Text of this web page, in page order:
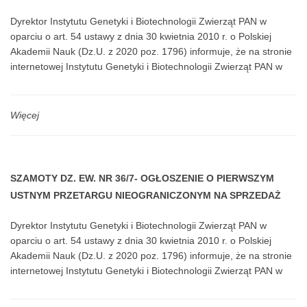
Pruszkowski, województwo mazowieckie. Działka stanowi
własność Skarbu Państwa – Starosty Pruszkowskiego a
użytkownikiem wieczystym jest Instytutu Genetyki i Biotechnologii
Zwierząt Polskiej Akademii Nauk (dawniej Instytut Genetyki i
36/6
Dyrektor Instytutu Genetyki i Biotechnologii Zwierząt PAN w
oparciu o art. 54 ustawy z dnia 30 kwietnia 2010 r. o Polskiej
Akademii Nauk (Dz.U. z 2020 poz. 1796) informuje, że na stronie
internetowej Instytutu Genetyki i Biotechnologii Zwierząt PAN w
siedzibie Instytutu Jastrzębiec, ul. Postępu 36A, 05-552
gruntów jako działka o numerze ewidencyjnym: 36/6 o pow.
Pruszkowski, województwo mazowieckie. Działka stanowi
własność Skarbu Państwa – Starosty Pruszkowskiego a
użytkownikiem wieczystym jest Instytutu Genetyki i Biotechnologii
Zwierząt Polskiej Akademii Nauk (dawniej Instytut Genetyki i
Więcej
SZAMOTY DZ. EW. NR 36/7- OGŁOSZENIE O PIERWSZYM
USTNYM PRZETARGU NIEOGRANICZONYM NA SPRZEDAŻ
36/7
Dyrektor Instytutu Genetyki i Biotechnologii Zwierząt PAN w
oparciu o art. 54 ustawy z dnia 30 kwietnia 2010 r. o Polskiej
Akademii Nauk (Dz.U. z 2020 poz. 1796) informuje, że na stronie
internetowej Instytutu Genetyki i Biotechnologii Zwierząt PAN w